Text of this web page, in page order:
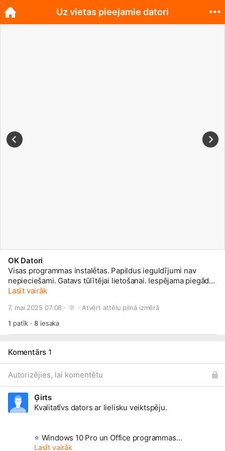
OK Datori
Visas programmas instalētas. Papildus ieguldījumi nav
nepieciešami. Gatavs tūlītējai lietošanai. Iespējama piegāde.
Garantija.
Lasīt vairāk
7. mai 2025 07:08 · · Atvērt attēlu pilnā izmērā
1 patīk ·8iesaka
Komentārs 1
Autorizējies, lai komentētu
Ģirts
Kvalitatīvs dators ar lielisku veiktspēju.
⭐ Windows 10 Pro un Office programmas
⭐ HP Probook 640
Lasīt vairāk
Uz vietas pieejamie datori